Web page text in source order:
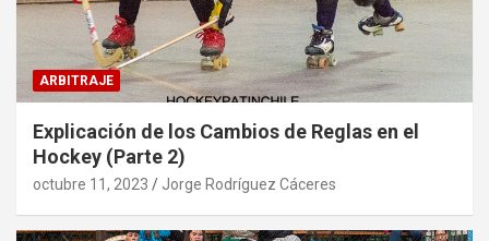
ARBITRAJE
Explicación de los Cambios de Reglas en el
Hockey (Parte 2)
octubre 11, 2023 Jorge Rodríguez Cáceres